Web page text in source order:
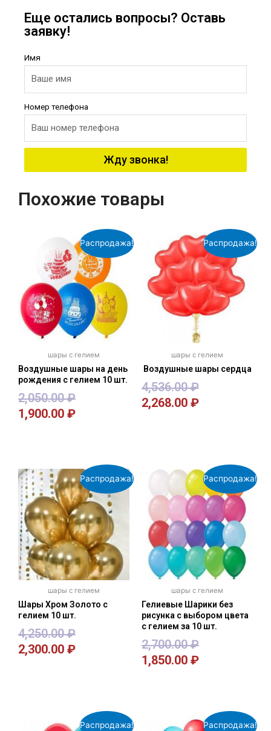
Еще остались вопросы? Оставь
заявку!
Имя
Номер телефона
Жду звонка!
Похожие товары
Распродажа!
шары с гелием
Воздушные шары на день
рождения с гелием 10 шт.
2,050.00₽
1,900.00 ₽
Распродажа!
шары с гелием
Воздушные шары сердца
4,536.00₽
2,268.00 ₽
Распродажа!
шары с гелием
Шары Хром Золото с
гелием 10 шт.
4,250.00₽
2,300.00 ₽
Распродажа!
шары с гелием
Гелиевые Шарики без
рисунка с выбором цвета
с гелием за 10 шт.
2,700.00₽
1,850.00 ₽
Распродажа! Распродажа!